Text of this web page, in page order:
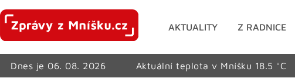
AKTUALITY Z RADNICE
Dnes je 06. 08. 2026 Aktuální teplota v Mníšku 18.5 °C